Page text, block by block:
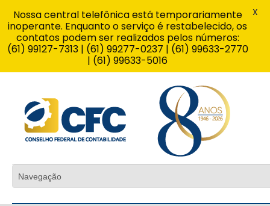
Nossa central telefônica está temporariamente
inoperante. Enquanto o serviço é restabelecido, os
contatos podem ser realizados pelos números:
(61) 99127-7313 | (61) 99277-0237 | (61) 99633-2770
| (61) 99633-5016
X